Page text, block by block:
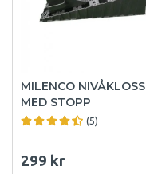
MILENCO NIVÅKLOSS
MED STOPP
(5)
299 kr